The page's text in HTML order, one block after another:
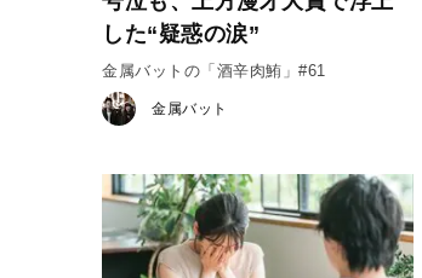
した“疑惑の涙”
金属バットの「酒辛肉鮪」#61
金属バット